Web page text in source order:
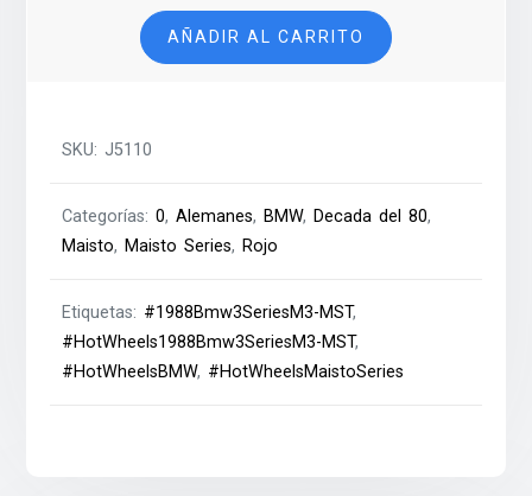
3
Series
M3
AÑADIR AL CARRITO
SKU:J5110
Categorías:0,Alemanes, BMW, Decada del 80,
Maisto, Maisto Series, Rojo
Etiquetas: #1988Bmw3SeriesM3-MST,
#HotWheels1988Bmw3SeriesM3-MST,
#HotWheelsBMW, #HotWheelsMaistoSeries